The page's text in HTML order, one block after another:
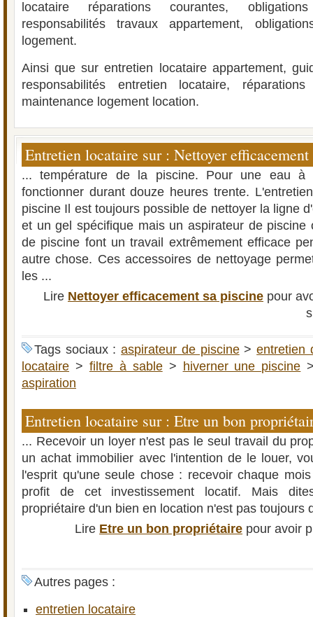
locataire réparations courantes,
responsabilités travaux appartement,
logement.
Ainsi que sur entretien locataire appartement,
responsabilités entretien locataire,
maintenance logement location.
Entretien locataire sur : Nettoyer
... température de la piscine. Pour une eau
fonctionner durant douze heures trente.
piscine Il est toujours possible de nettoyer la ligne
et un gel spécifique mais un aspirateur de piscine
de piscine font un travail extrêmement efficace
autre chose. Ces accessoires de nettoyage
les ...
Lire Nettoyer efficacement sa piscine pour
Tags sociaux :aspirateur de piscine>entretien
locataire > filtre à sable> hiverner une piscine
aspiration
Entretien locataire sur : Etre un bon
... Recevoir un loyer n'est pas le seul travail du
un achat immobilier avec l'intention de le louer,
l'esprit qu'une seule chose : recevoir chaque
profit de cet investissement locatif. Mais
propriétaire d'un bien en location n'est pas toujours
Lire Etre un bon propriétaire pour avoir
Autres pages :
entretien locataire